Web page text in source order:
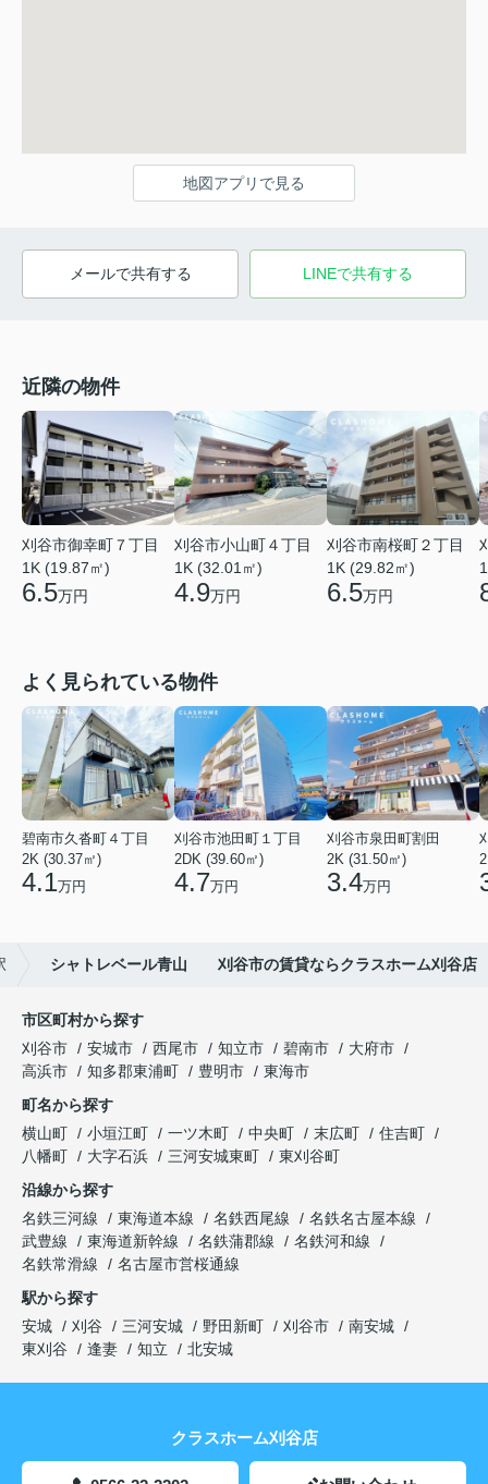
地図アプリで見る
メールで共有する LINEで共有する
近隣の物件
刈谷市御幸町７丁目
1K (19.87㎡)
6.5万円
刈谷市小山町４丁目
1K (32.01㎡)
4.9万円
刈谷市南桜町２丁目
1K (29.82㎡)
6.5万円
よく見られている物件
碧南市久沓町４丁目
2K (30.37㎡)
4.1万円
刈谷市池田町１丁目
2DK (39.60㎡)
4.7万円
刈谷市泉田町割田
2K (31.50㎡)
3.4万円
シャトレベール青山 刈谷市の賃貸ならクラスホーム刈谷店
市区町村から探す
刈谷市
安城市 西尾市 知立市 碧南市
大府市
高浜市
知多郡東浦町 豊明市
東海市
町名から探す
横山町
小垣江町 一ツ木町 中央町 末広町
住吉町
八幡町
大字石浜 三河安城東町
東刈谷町
沿線から探す
名鉄三河線
東海道本線 名鉄西尾線
名鉄名古屋本線
武豊線
東海道新幹線 名鉄蒲郡線
名鉄河和線
名鉄常滑線
名古屋市営桜通線
駅から探す
安城
刈谷 三河安城 野田新町 刈谷市
南安城
東刈谷
逢妻 知立 北安城
クラスホーム刈谷店